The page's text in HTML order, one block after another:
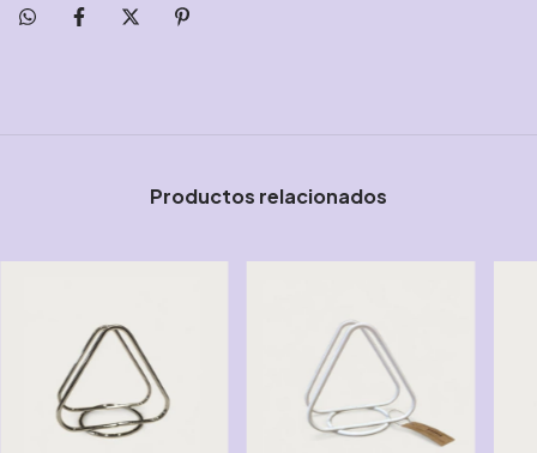
Productos relacionados